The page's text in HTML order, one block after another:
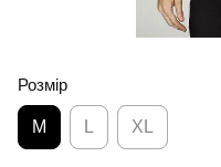
Розмір
M L XL